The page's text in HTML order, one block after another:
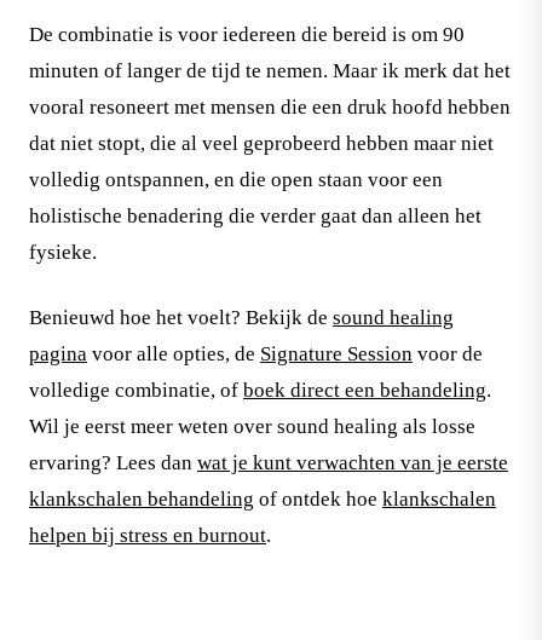
De combinatie is voor iedereen die bereid is om 90
minuten of langer de tijd te nemen. Maar ik merk dat het
vooral resoneert met mensen die een druk hoofd hebben
dat niet stopt, die al veel geprobeerd hebben maar niet
volledig ontspannen, en die open staan voor een
holistische benadering die verder gaat dan alleen het
fysieke.
Benieuwd hoe het voelt? Bekijk de sound healing
pagina voor alle opties, de Signature Session voor de
volledige combinatie, of boek direct een behandeling.
Wil je eerst meer weten over sound healing als losse
ervaring? Lees dan wat je kunt verwachten van je eerste
klankschalen behandeling of ontdek hoe klankschalen
helpen bij stress en burnout.